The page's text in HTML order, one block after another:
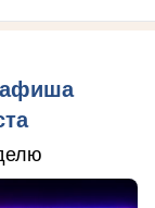
афиша